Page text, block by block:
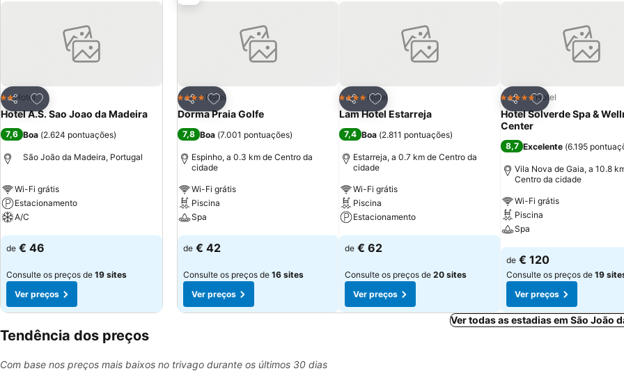
Partilhar
Adicionar aos favoritos
2 Estrelas
Hotel
Hotel A.S. Sao Joao da Madeira
7,6 Boa (2.624 pontuações)
São João da Madeira, Portugal
Wi-Fi grátis
Estacionamento
A/C
Ver preços
de € 46
Consulte os preços de 19 sites
Ver preços
Partilhar
Adicionar aos favoritos
4 EstrelasHotel
Dorma Praia Golfe
7,8 Boa (7.001 pontuações)
Espinho, a 0.3 km de Centro da
cidade
Wi-Fi grátis
Piscina
Spa
Ver preços
de € 42
Consulte os preços de 16 sites
Ver preços
Partilhar
Adicionar aos favoritos
4 EstrelasHotel
Lam Hotel Estarreja
7,4 Boa (2.811 pontuações)
Estarreja, a 0.7 km de Centro da
cidade
Wi-Fi grátis
Piscina
Estacionamento
Ver preços
de € 62
Consulte os preços de 20 sites
Ver preços
Partilhar
Adicionar aos
5 EstrelasHotel
Hotel Solverde Spa &
Center
8,7 Excelente (6.195
Vila Nova de Gaia, a 10.8
Centro da cidade
Wi-Fi grátis
Piscina
Spa
Ver preços
de € 120
Consulte os preços de 19
Ver preços
Ver todas as estadias em São João
Tendência dos preços
Com base nos preços mais baixos no trivago durante os últimos 30 dias